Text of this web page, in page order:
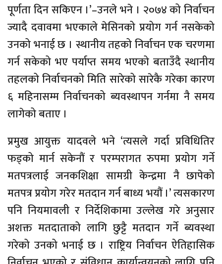
पूर्णता दिन सकिएन ।’–उनले भने । २०७४ को निर्वाचन
ज्यादै दवावमा भएकाले मेसिनको प्रयोग गर्न नसकेको
उनको भनाई छ । स्थानीय तहको निर्वाचन एक चरणमा
गर्न सकेको भए पर्याप्त समय भएको बताउँदै स्थानीय
तहलको निर्वाचनको मिति सारेको सारेकै गरेका कारण
६ महिनासम्म निर्वाचनको ब्यवस्थापन गर्नमा नै समय
लागेको बताए ।
प्रमुख आयुक्त यादवले भने ‘त्यसले गर्दा प्रविधितिर
फड्को मार्न सकेनौं र परम्परागत रुपमा प्रयोग गर्ने
मतपत्रलाई जनकशिक्षा सामग्री केन्द्रमा नै छापेको
मतपत्र प्रयोग गरेर मतदान गर्न बाध्य भयौं ।’ त्यसकारण
पनि नियमावली र निर्देशिकामा उल्लेख गरे अनुसार
अशक्त मतदाताको लागि छुट्टै मतदान गर्ने ब्यवस्था
गरेको उनको भनाई छ । राष्ट्रिय निर्वाचन ऐतिहासिक